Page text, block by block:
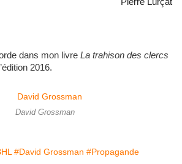
dans mon livre La trahison des clercs
2016.
David Grossman
#David Grossman #Propagande